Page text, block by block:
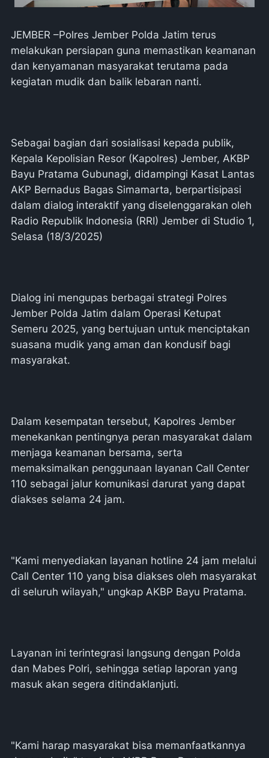
JEMBER –Polres Jember Polda Jatim terus
melakukan persiapan guna memastikan keamanan
dan kenyamanan masyarakat terutama pada
kegiatan mudik dan balik lebaran nanti.
Sebagai bagian dari sosialisasi kepada publik,
Kepala Kepolisian Resor (Kapolres) Jember, AKBP
Bayu Pratama Gubunagi, didampingi Kasat Lantas
AKP Bernadus Bagas Simamarta, berpartisipasi
dalam dialog interaktif yang diselenggarakan oleh
Radio Republik Indonesia (RRI) Jember di Studio 1,
Selasa (18/3/2025)
Dialog ini mengupas berbagai strategi Polres
Jember Polda Jatim dalam Operasi Ketupat
Semeru 2025, yang bertujuan untuk menciptakan
suasana mudik yang aman dan kondusif bagi
masyarakat.
Dalam kesempatan tersebut, Kapolres Jember
menekankan pentingnya peran masyarakat dalam
menjaga keamanan bersama, serta
memaksimalkan penggunaan layanan Call Center
110 sebagai jalur komunikasi darurat yang dapat
diakses selama 24 jam.
"Kami menyediakan layanan hotline 24 jam melalui
Call Center 110 yang bisa diakses oleh masyarakat
di seluruh wilayah," ungkap AKBP Bayu Pratama.
Layanan ini terintegrasi langsung dengan Polda
dan Mabes Polri, sehingga setiap laporan yang
masuk akan segera ditindaklanjuti.
"Kami harap masyarakat bisa memanfaatkannya